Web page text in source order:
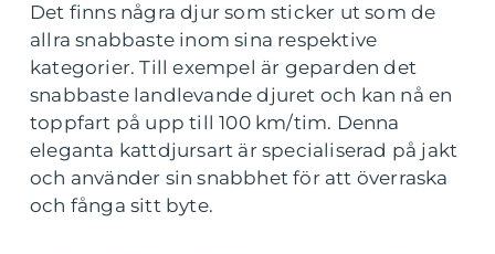
Det finns några djur som sticker ut som de
allra snabbaste inom sina respektive
kategorier. Till exempel är geparden det
snabbaste landlevande djuret och kan nå en
toppfart på upp till 100 km/tim. Denna
eleganta kattdjursart är specialiserad på jakt
och använder sin snabbhet för att överraska
och fånga sitt byte.